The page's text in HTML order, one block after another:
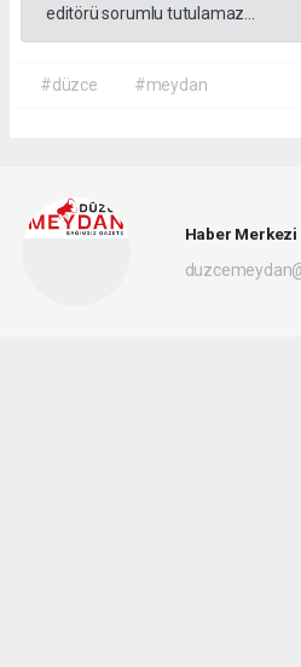
editörü sorumlu tutulamaz...
#düzce #meydan
Haber Merkezi